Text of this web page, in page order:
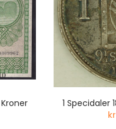
1 Specidaler